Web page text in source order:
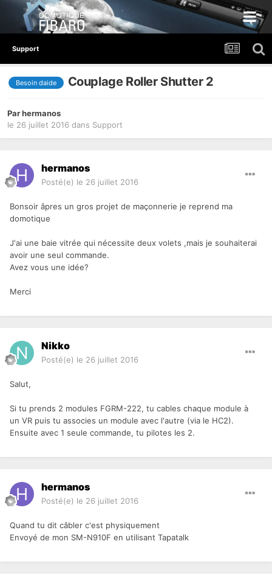
Support
Besoin daide Couplage Roller Shutter 2
Parhermanos
le 26 juillet 2016 dans Support
hermanos
Posté(e) le 26 juillet 2016
Bonsoir âpres un gros projet de maçonnerie je reprend ma
domotique
J'ai une baie vitrée qui nécessite deux volets ,mais je souhaiterai
avoir une seul commande.
Avez vous une idée?
Merci
Nikko
Posté(e) le 26 juillet 2016
Salut,
Si tu prends 2 modules FGRM-222, tu cables chaque module à
un VR puis tu associes un module avec l'autre (via le HC2).
Ensuite avec 1 seule commande, tu pilotes les 2.
hermanos
Posté(e) le 26 juillet 2016
Quand tu dit câbler c'est physiquement
Envoyé de mon SM-N910F en utilisant Tapatalk